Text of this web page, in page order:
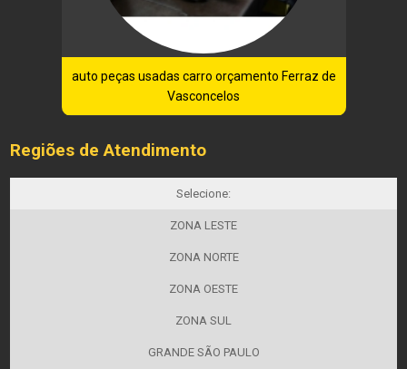
auto peças usadas carro orçamento Ferraz de
Vasconcelos
Regiões de Atendimento
Selecione:
ZONA LESTE
ZONA NORTE
ZONA OESTE
ZONA SUL
GRANDE SÃO PAULO